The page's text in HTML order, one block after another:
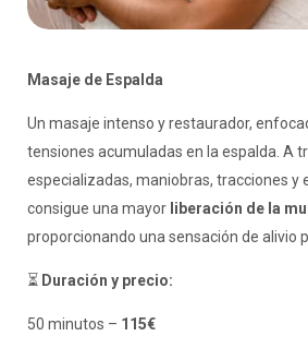
Masaje de Espalda
Un masaje intenso y restaurador,
tensiones acumuladas en la espalda. A
especializadas, maniobras, tracciones y
consigue una mayor liberación de la
proporcionando una sensación de alivio
⏳ Duración y precio:
50 minutos – 115€